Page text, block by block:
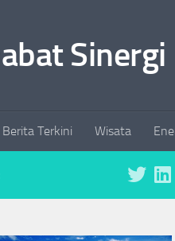
Sinergi
Berita Terkini Wisata